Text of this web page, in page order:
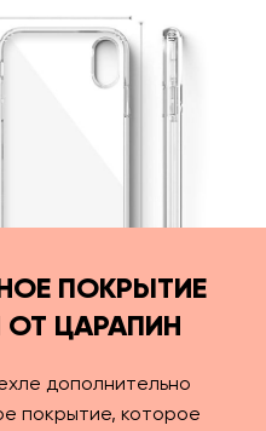
ПОКРЫТИЕ
ЦАРАПИН
дополнительно
покрытие, которое